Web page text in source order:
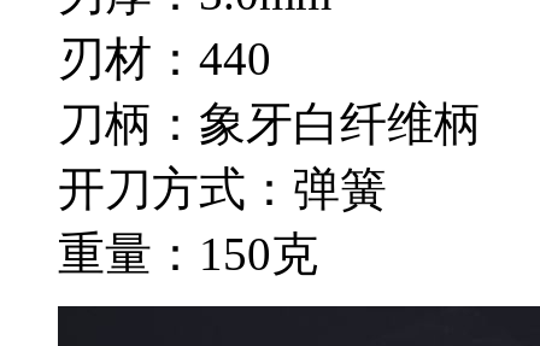
刃材：440
刀柄：象牙白纤维柄
开刀方式：弹簧
重量：150克